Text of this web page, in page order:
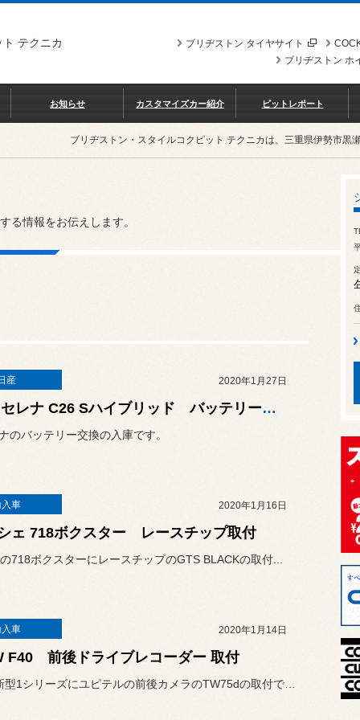
テクニカ
ブリヂストン タイヤサイト
ブリヂストン ホ
お知らせ カスタマイズカー紹介 ピットレポート
ブリヂストン・スタイルコクピット テクニカは、三重県伊勢市黒
る情報をお伝えします。
産 2020年1月27日
日産 セレナ C26 Sハイブリッド バッテリー交換
のバッテリー交換の入庫です。
車 2020年1月16日
ェ 718ボクスター レースチップ取付
718ボクスターにレースチップのGTS BLACKの取付...
車 2020年1月14日
F40 前後ドライブレコーダー 取付